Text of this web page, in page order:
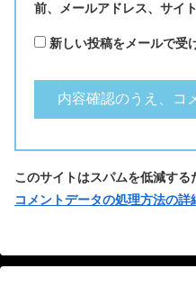
前、メールアドレス、サイ
新しい投稿をメールで受
このサイトはスパムを低減す
コメントデータの処理方法の